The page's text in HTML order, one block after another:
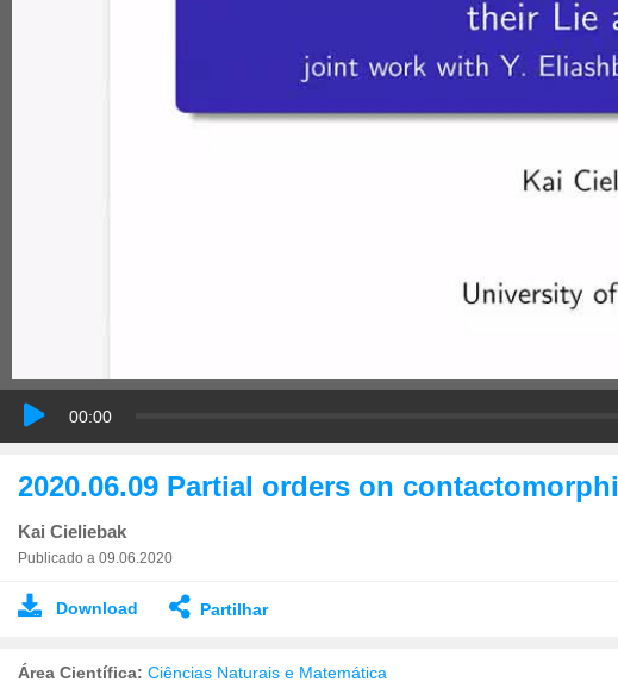
00:00
2020.06.09 Partial orders on
Kai Cieliebak
Publicado a 09.06.2020
Download Partilhar
Área Científica: Ciências Naturais e Matemática